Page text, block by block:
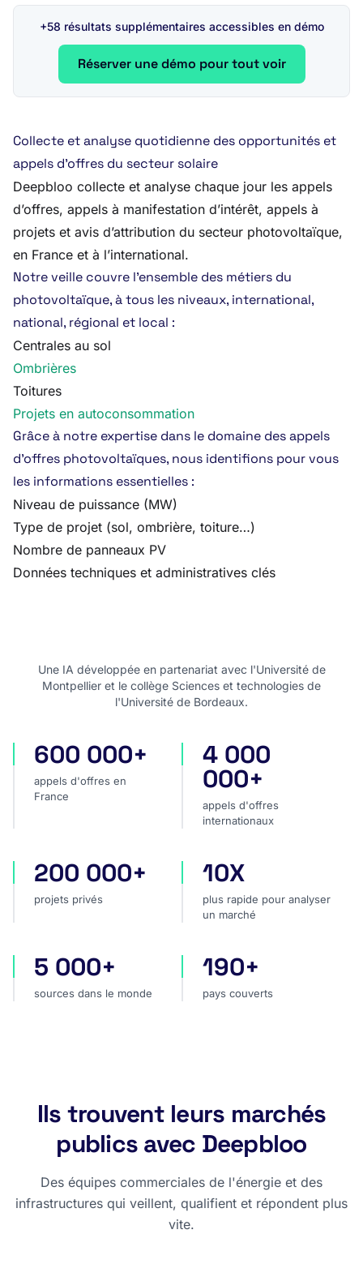
+58 résultats supplémentaires accessibles en démo
Réserver une démo pour tout voir
Collecte et analyse quotidienne des opportunités et
appels d’offres du secteur solaire
Deepbloo collecte et analyse chaque jour les appels
d’offres, appels à manifestation d’intérêt, appels à
projets et avis d’attribution du secteur photovoltaïque,
en France et à l’international.
Notre veille couvre l’ensemble des métiers du
photovoltaïque, à tous les niveaux, international,
national, régional et local :
Centrales au sol
Ombrières
Toitures
Projets en autoconsommation
Grâce à notre expertise dans le domaine des appels
d’offres photovoltaïques, nous identifions pour vous
les informations essentielles :
Niveau de puissance (MW)
Type de projet (sol, ombrière, toiture…)
Nombre de panneaux PV
Données techniques et administratives clés
Une IA développée en partenariat avec l'Université de
Montpellier et le collège Sciences et technologies de
l'Université de Bordeaux.
appels d'offres en France
600 000+
appels d'offres en
France
appels d'offres
4 000
000+
appels d'offres
internationaux
projets privés
200 000+
projets privés
plus rapide pour analyser
10X
plus rapide pour analyser
un marché
sources dans le monde
5 000+
sources dans le monde
pays couverts
190+
pays couverts
Ils trouvent leurs marchés
publics avec Deepbloo
Des équipes commerciales de l'énergie et des
infrastructures qui veillent, qualifient et répondent plus
vite.